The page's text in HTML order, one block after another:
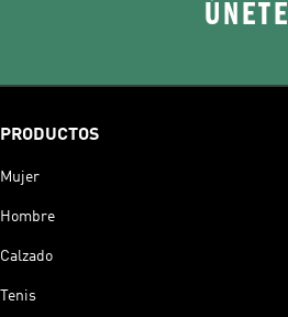
PRODUCTOS
Mujer
Hombre
Calzado
Tenis